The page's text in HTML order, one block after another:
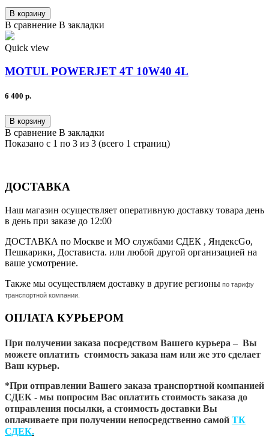
В корзину
В сравнение В закладки
Quick view
MOTUL POWERJET 4T 10W40 4L
6 400 р.
В корзину
В сравнение В закладки
Показано с 1 по 3 из 3 (всего 1 страниц)
ДОСТАВКА
Наш магазин осуществляет оперативную доставку товара день
в день при заказе до 12:00
ДОСТАВКА по Москве и МО службами СДЕК , ЯндексGo,
Пешкарики, Достависта. или любой другой организацией на
ваше усмотрение.
Также мы осуществляем доставку в другие регионы по тарифу
транспортной компании.
ОПЛАТА КУРЬЕРОМ
При получении заказа посредством Вашего курьера – Вы
можете оплатить стоимость заказа нам или же это сделает
Ваш курьер.
*При отправлении Вашего заказа транспортной компанией
СДЕК - мы попросим Вас оплатить стоимость заказа до
отправления посылки, а стоимость доставки Вы
оплачиваете при получении непосредственно самой ТК
СДЕК.